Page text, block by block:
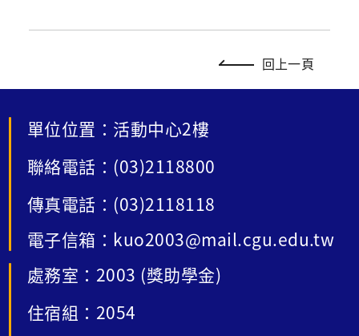
回上一頁
單位位置：活動中心2樓
聯絡電話：(03)2118800
傳真電話：(03)2118118
電子信箱：kuo2003@mail.cgu.edu.tw
處務室：2003 (獎助學金)
住宿組：2054